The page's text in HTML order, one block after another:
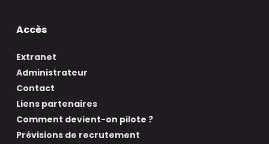
Accès
Extranet
Administrateur
Contact
Liens partenaires
Comment devient-on pilote ?
Prévisions de recrutement